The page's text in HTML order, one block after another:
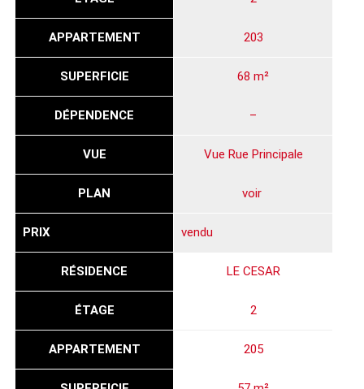
APPARTEMENT 203
SUPERFICIE 68 m²
DÉPENDENCE –
VUE Vue Rue Principale
PLAN voir
PRIX vendu
RÉSIDENCE LE CESAR
ÉTAGE 2
APPARTEMENT 205